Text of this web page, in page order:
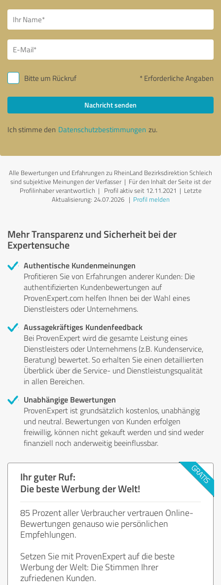
Bitte um Rückruf * Erforderliche Angaben
Nachricht senden
Ich stimme den Datenschutzbestimmungen zu.
Alle Bewertungen und Erfahrungen zu RheinLand Bezirksdirektion Schleich
sind subjektive Meinungen der Verfasser | Für den Inhalt der Seite ist der
Profilinhaber verantwortlich | Profil aktiv seit 12.11.2021 | Letzte
Aktualisierung: 24.07.2026| Profil melden
Mehr Transparenz und Sicherheit bei der
Expertensuche
Authentische Kundenmeinungen
Profitieren Sie von Erfahrungen anderer Kunden: Die
authentifizierten Kundenbewertungen auf
ProvenExpert.com helfen Ihnen bei der Wahl eines
Dienstleisters oder Unternehmens.
Aussagekräftiges Kundenfeedback
Bei ProvenExpert wird die gesamte Leistung eines
Dienstleisters oder Unternehmens (z.B. Kundenservice,
Beratung) bewertet. So erhalten Sie einen detaillierten
Überblick über die Service- und Dienstleistungsqualität
in allen Bereichen.
Unabhängige Bewertungen
ProvenExpert ist grundsätzlich kostenlos, unabhängig
und neutral. Bewertungen von Kunden erfolgen
freiwillig, können nicht gekauft werden und sind weder
finanziell noch anderweitig beeinflussbar.
Ihr guter Ruf:
Die beste Werbung der Welt!
85 Prozent aller Verbraucher vertrauen Online-
Bewertungen genauso wie persönlichen
Empfehlungen.
Setzen Sie mit ProvenExpert auf die beste
Werbung der Welt: Die Stimmen Ihrer
zufriedenen Kunden.